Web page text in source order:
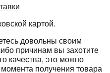
картой.
довольны своим
причинам вы захотите
качества, это можно
получения товара